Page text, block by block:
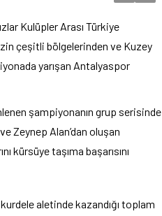
Kulüpler Arası Türkiye
çeşitli bölgelerinden ve Kuzey
yarışan Antalyaspor
şampiyonanın grup serisinde
Zeynep Alan’dan oluşan
kürsüye taşıma başarısını
kurdele aletinde kazandığı toplam